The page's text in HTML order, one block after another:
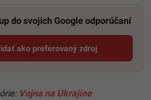
do svojich Google odporúčaní
ako preferovaný zdroj
Startitup, odkaz sa otvorí v
Vojna na Ukrajine